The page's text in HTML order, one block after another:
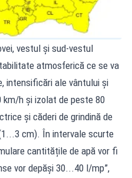
vestul și sud-vestul
atmosferică ce se va
intensificări ale vântului și
km/h și izolat de peste 80
și căderi de grindină de
cm). În intervale scurte
cantitățile de apă vor fi
vor depăși 30...40 l/mp”,